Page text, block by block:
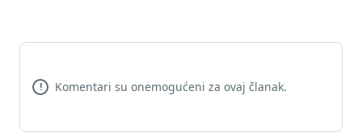
! Komentari su onemogućeni za ovaj članak.